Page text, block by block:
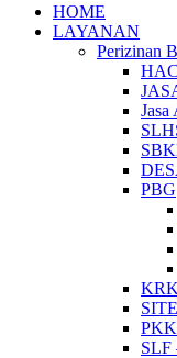
HOME
LAYANAN
Perizinan
PBG
SLF